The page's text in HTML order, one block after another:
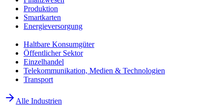
Produktion
Smartkarten
Energieversorgung
Haltbare Konsumgüter
Öffentlicher Sektor
Einzelhandel
Telekommunikation, Medien & Technologien
Transport
Alle Industrien